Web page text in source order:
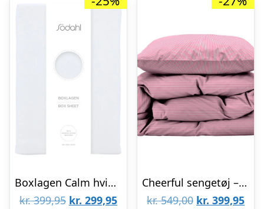
Boxlagen Calm hvid – 180x200x30 cm
kr.399,95 Den
kr. 299,95Den
Cheerful sengetøj – Pink
kr.549,00 Den
kr. 399,95Den